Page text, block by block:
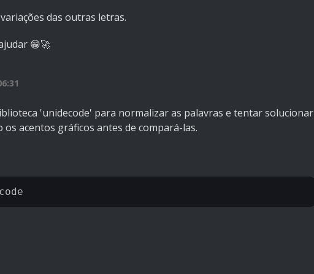
das outras letras.
😁🚀
'unidecode' para normalizar as palavras e tentar solucionar
acentos gráficos antes de compará-las.